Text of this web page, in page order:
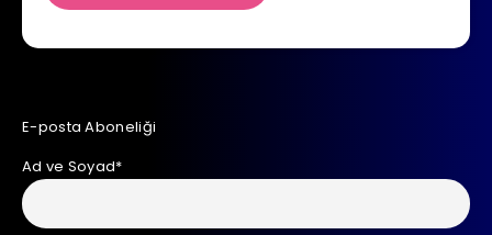
E-posta Aboneliği
Ad ve Soyad*